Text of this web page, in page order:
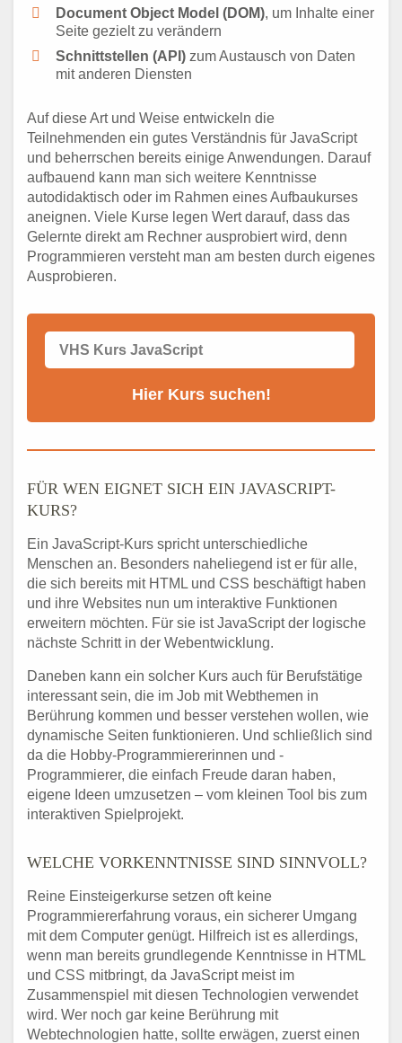
Document Object Model (DOM), um Inhalte einer
Seite gezielt zu verändern
Schnittstellen (API) zum Austausch von Daten
mit anderen Diensten
Auf diese Art und Weise entwickeln die
Teilnehmenden ein gutes Verständnis für JavaScript
und beherrschen bereits einige Anwendungen. Darauf
aufbauend kann man sich weitere Kenntnisse
autodidaktisch oder im Rahmen eines Aufbaukurses
aneignen. Viele Kurse legen Wert darauf, dass das
Gelernte direkt am Rechner ausprobiert wird, denn
Programmieren versteht man am besten durch eigenes
Ausprobieren.
FÜR WEN EIGNET SICH EIN JAVASCRIPT-
KURS?
Ein JavaScript-Kurs spricht unterschiedliche
Menschen an. Besonders naheliegend ist er für alle,
die sich bereits mit HTML und CSS beschäftigt haben
und ihre Websites nun um interaktive Funktionen
erweitern möchten. Für sie ist JavaScript der logische
nächste Schritt in der Webentwicklung.
Daneben kann ein solcher Kurs auch für Berufstätige
interessant sein, die im Job mit Webthemen in
Berührung kommen und besser verstehen wollen, wie
dynamische Seiten funktionieren. Und schließlich sind
da die Hobby-Programmiererinnen und -
Programmierer, die einfach Freude daran haben,
eigene Ideen umzusetzen – vom kleinen Tool bis zum
interaktiven Spielprojekt.
WELCHE VORKENNTNISSE SIND SINNVOLL?
Reine Einsteigerkurse setzen oft keine
Programmiererfahrung voraus, ein sicherer Umgang
mit dem Computer genügt. Hilfreich ist es allerdings,
wenn man bereits grundlegende Kenntnisse in HTML
und CSS mitbringt, da JavaScript meist im
Zusammenspiel mit diesen Technologien verwendet
wird. Wer noch gar keine Berührung mit
Webtechnologien hatte, sollte erwägen, zuerst einen